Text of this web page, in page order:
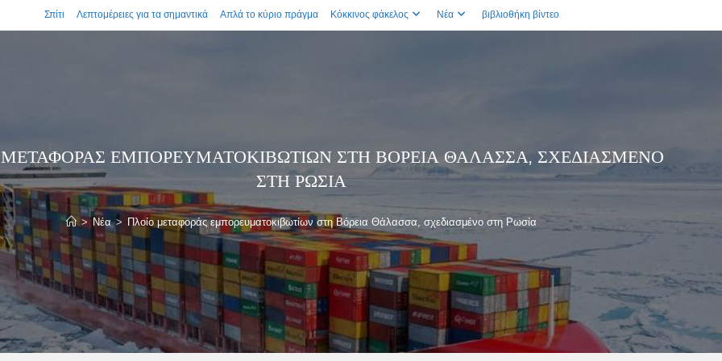
Σπίτι Λεπτομέρειες για τα σημαντικά Απλά το κύριο πράγμα Κόκκινος φάκελος Νέα βιβλιοθήκη βίντεο
ΕΜΠΟΡΕΥΜΑΤΟΚΙΒΩΤΊΩΝ ΣΤΗ ΒΌΡΕΙΑ ΘΆΛΑΣΣΑ, ΣΧΕΔΙΑΣΜΈΝΟ
ΣΤΗ ΡΩΣΊΑ
> Νέα > Πλοίο μεταφοράς εμπορευματοκιβωτίων στη Βόρεια Θάλασσα, σχεδιασμένο στη Ρωσία